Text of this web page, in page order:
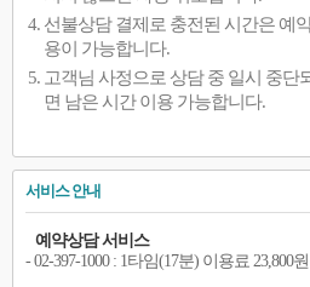
선불상담 결제로 충전된 시간은 예
용이 가능합니다.
고객님 사정으로 상담 중 일시 중단
면 남은 시간 이용 가능합니다.
서비스 안내
예약상담 서비스
- 02-397-1000 : 1타임(17분) 이용료 23,800